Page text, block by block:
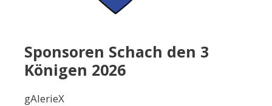
Sponsoren Schach den 3
Königen 2026
gAlerieX